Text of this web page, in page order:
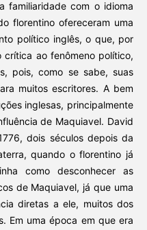
familiaridade com o idioma
florentino ofereceram uma
político inglês, o que, por
crítica ao fenômeno político,
pois, como se sabe, suas
muitos escritores. A bem
inglesas, principalmente
de Maquiavel. David
dois séculos depois da
quando o florentino já
como desconhecer as
de Maquiavel, já que uma
diretas a ele, muitos dos
Em uma época em que era